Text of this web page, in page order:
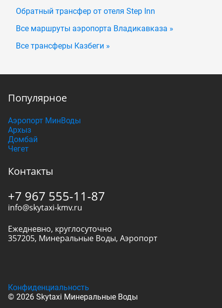
Обратный трансфер от отеля Step Inn
Все маршруты аэропорта Владикавказа »
Все трансферы Казбеги »
Популярное
Аэропорт МинВоды
Архыз
Домбай
Чегет
Контакты
+7 967 555-11-87
info@skytaxi-kmv.ru
Ежедневно, круглосуточно
357205, Минеральные Воды, Аэропорт
© 2026 Skytaxi Минеральные Воды
Конфиденциальность